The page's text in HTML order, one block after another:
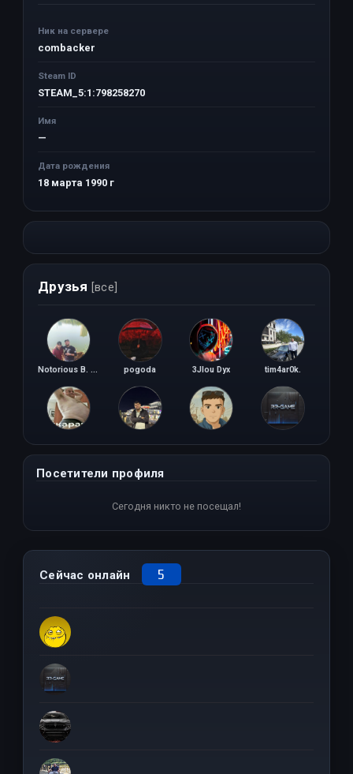
Ник на сервере
combacker
Steam ID
STEAM_5:1:798258270
Имя
—
Дата рождения
18 марта 1990 г
Друзья [все]
Notorious B. I. G. pogoda 3Jlou Dyx tim4ar0k.
Посетители профиля
Сегодня никто не посещал!
Сейчас онлайн 5